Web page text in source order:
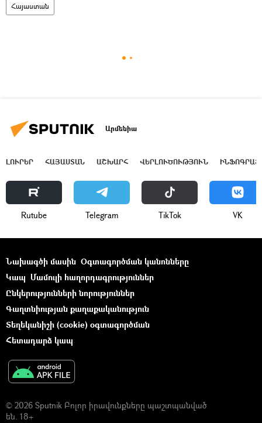
Հայաստան
Արմենիա
ԼՈՒՐԵՐ ՀԱՅԱՍՏԱՆ ԱՇԽԱՐՀ ՎԵՐԼՈՒԾՈՒԹՅՈՒՆ
Rutube Telegram ТikТоk VK
Նախագծի մասին Օգտագործման կանոնները
Կապ Մամուլի հաղորդագրություններ
Ընկերությունների նորություններ
Գաղտնիության քաղաքականություն
Տեղեկանիշի (cookie) օգտագործման
Հետադարձ կապ
© 2026 Sputnik Բոլոր իրավունքները պաշտպանված
են. 18+